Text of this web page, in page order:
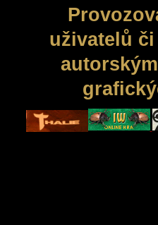
uživatelů